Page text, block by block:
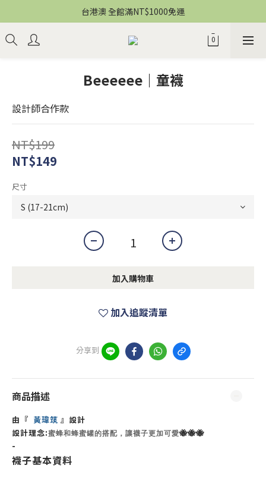
台港澳 全館滿NT$1000免運
Beeeeee｜童襪
設計師合作款
NT$199
NT$149
尺寸
加入購物車
加入追蹤清單
分享到
商品描述
由『 黃瑋筑 』設計
設計理念:蜜蜂和蜂蜜罐的搭配，讓襪子更加可愛🐝🐝🐝
-
襪子基本資料